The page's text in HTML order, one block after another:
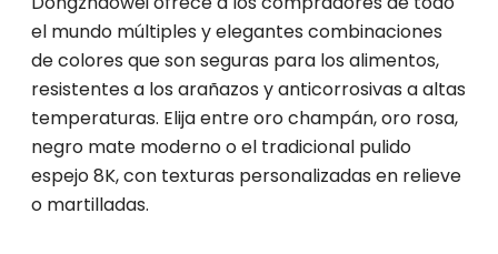
el mundo múltiples y elegantes combinaciones
de colores que son seguras para los alimentos,
resistentes a los arañazos y anticorrosivas a altas
temperaturas. Elija entre oro champán, oro rosa,
negro mate moderno o el tradicional pulido
espejo 8K, con texturas personalizadas en relieve
o martilladas.